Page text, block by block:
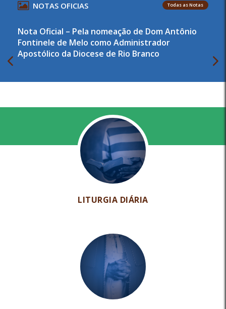
NOTAS OFICIAS Todas as Notas
Nota Oficial – Pela nomeação de Dom Antônio
Fontinele de Melo como Administrador
Apostólico da Diocese de Rio Branco
LITURGIA DIÁRIA